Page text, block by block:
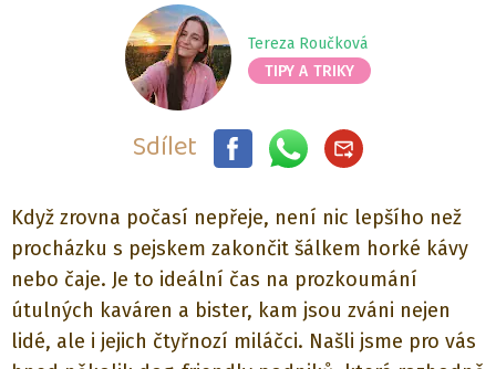
Tereza Roučková
TIPY A TRIKY
Sdílet
Když zrovna počasí nepřeje, není nic lepšího než
procházku s pejskem zakončit šálkem horké kávy
nebo čaje. Je to ideální čas na prozkoumání
útulných kaváren a bister, kam jsou zváni nejen
lidé, ale i jejich čtyřnozí miláčci. Našli jsme pro vás